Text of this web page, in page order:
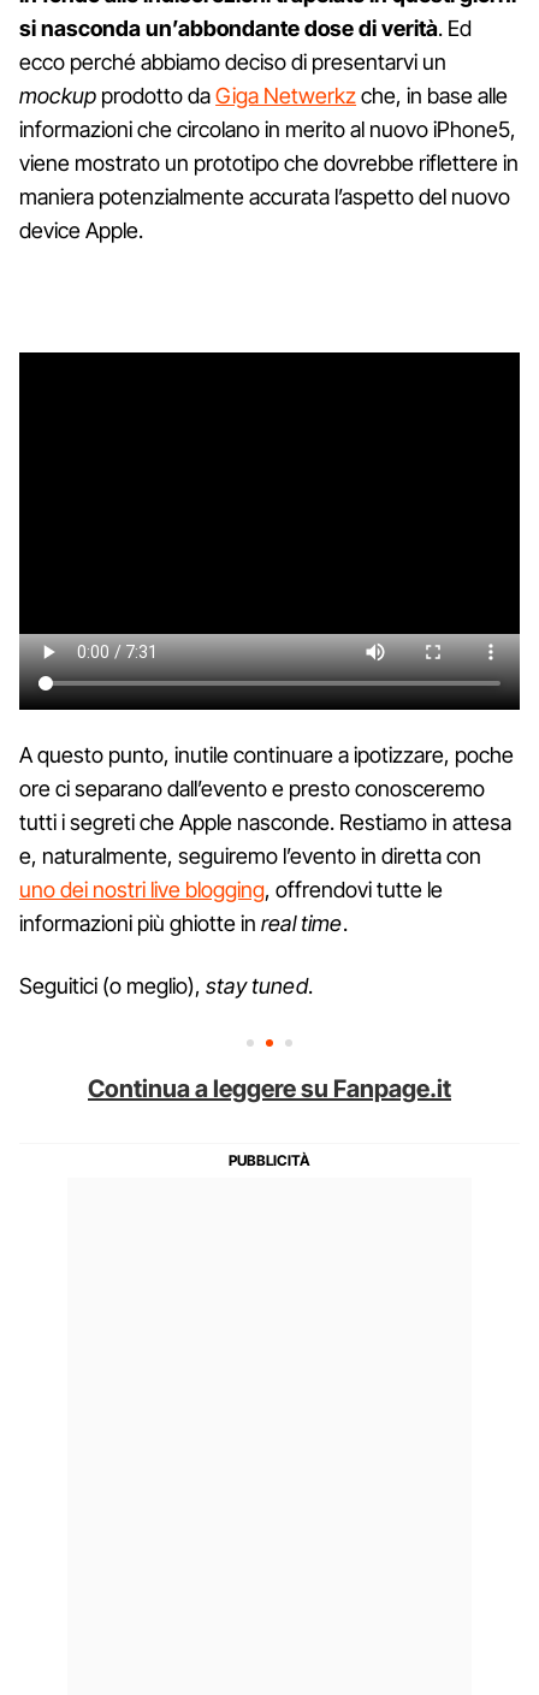
si nasconda un’abbondante dose di verità. Ed
ecco perché abbiamo deciso di presentarvi un
mockup prodotto daGiga Netwerkzche, in base alle
informazioni che circolano in merito al nuovo iPhone5,
viene mostrato un prototipo che dovrebbe riflettere in
maniera potenzialmente accurata l’aspetto del nuovo
device Apple.
A questo punto, inutile continuare a ipotizzare, poche
ore ci separano dall’evento e presto conosceremo
tutti i segreti che Apple nasconde. Restiamo in attesa
e, naturalmente, seguiremo l’evento in diretta con
uno dei nostri live blogging, offrendovi tutte le
informazioni più ghiotte in real time.
Seguitici (o meglio), stay tuned.
Continua a leggere su Fanpage.it